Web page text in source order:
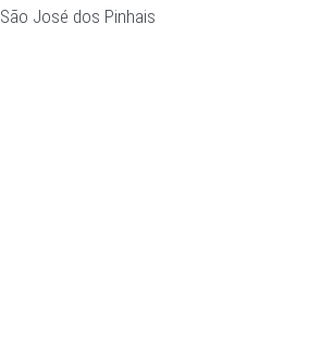
São José dos Pinhais